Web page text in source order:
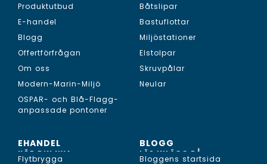
Produktutbud
E-handel
Blogg
Offertförfrågan
Om oss
Modern-Marin-Miljö
OSPAR- och Blå-Flagg-
anpassade pontoner
Båtslipar
Bastuflottar
Miljöstationer
Elstolpar
Skruvpålar
Neular
EHANDEL
KÖP DIN NYA...
Flytbrygga
BLOGG
LÄS INLÄGG PÅ...
Bloggens startsida